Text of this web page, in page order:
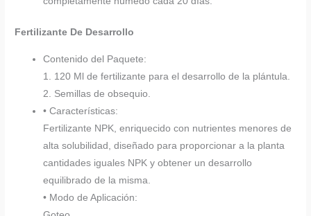
Fertilizante De Desarrollo
Contenido del Paquete:
1. 120 Ml de fertilizante para el desarrollo de la plántula.
2. Semillas de obsequio.
• Características:
Fertilizante NPK, enriquecido con nutrientes menores de
alta solubilidad, diseñado para proporcionar a la planta
cantidades iguales NPK y obtener un desarrollo
equilibrado de la misma.
• Modo de Aplicación: